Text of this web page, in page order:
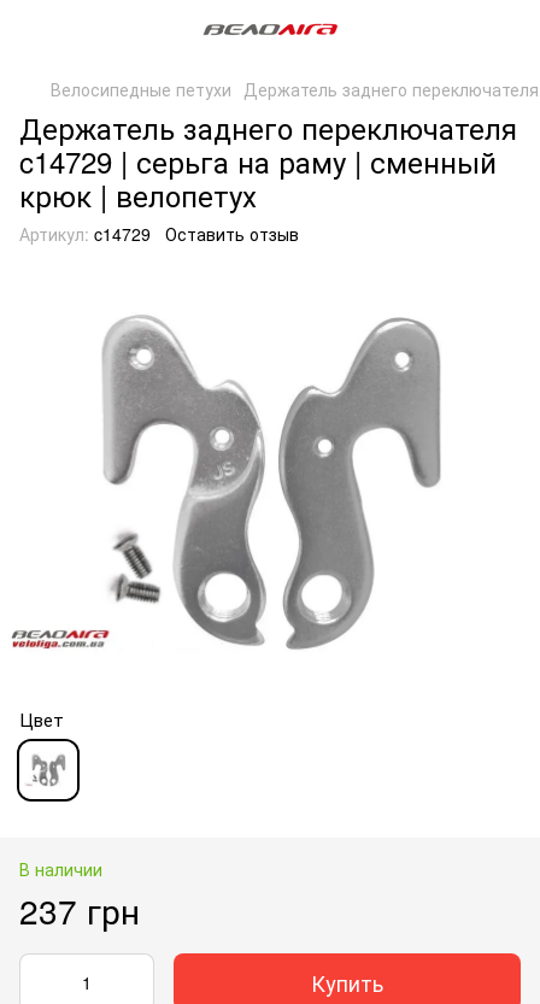
Велосипедные петухи Держатель заднего
Держатель заднего переключателя
c14729 | серьга на раму | сменный
крюк | велопетух
Артикул: c14729 Оставить отзыв
Цвет
В наличии
237 грн
Купить